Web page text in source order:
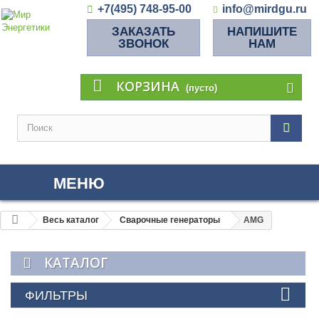
+7(495) 748-95-00 info@mirdgu.ru
ЗАКАЗАТЬ
ЗВОНОК
НАПИШИТЕ
НАМ
КОРЗИНА (пусто)
МЕНЮ
Весь каталог Сварочные генераторы AMG
КАТАЛОГ
ФИЛЬТРЫ